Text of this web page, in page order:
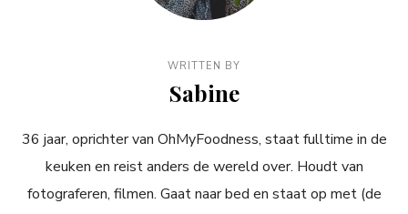
WRITTEN BY
Sabine
36 jaar, oprichter van OhMyFoodness, staat fulltime in de
keuken en reist anders de wereld over. Houdt van
fotograferen, filmen. Gaat naar bed en staat op met (de